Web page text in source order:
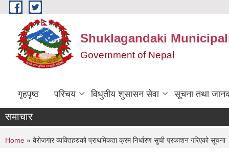
Skip to main content
Shuklagandaki
Government of Nepal
गृहपृष्ठ परिचय विधुतीय शुसासन सेवा सूचना तथा
समाचार
You are here
Home » बेरोजगार व्यक्तिहरुको प्राथमिकता क्रम निर्धारण सुची प्रकाशन गरिएको सूचना